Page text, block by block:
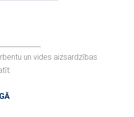
un vides aizsardzības